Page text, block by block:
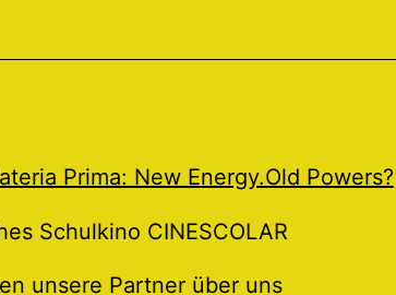
Prima: New Energy.Old Powers?
Schulkino CINESCOLAR
unsere Partner über uns